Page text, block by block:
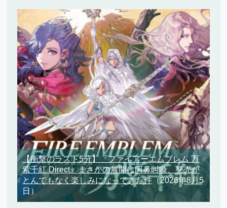
【衝撃のラスト5分】『ファイアーエムブレム 万
紫千紅 Direct』まさかの展開に阿鼻叫喚、発売が
とんでもなく楽しみになってきた件（2026年8月5
日）